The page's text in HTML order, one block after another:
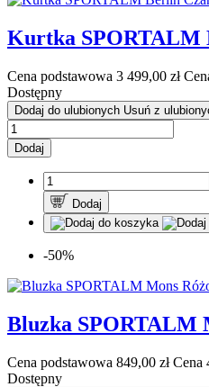
Kurtka SPORTALM
Cena podstawowa 3 499,00 zł
Dostępny
Dodaj do ulubionych Usuń z
Dodaj
Dodaj
-50%
Bluzka SPORTALM
Cena podstawowa 849,00 zł Cena
Dostępny